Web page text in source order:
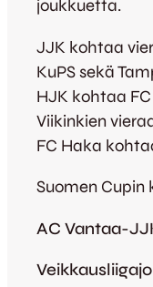
joukkuetta.
JJK kohtaa
KuPS sekä
HJK kohtaa
Viikinkien
FC Haka
Suomen Cupin
AC Vantaa-